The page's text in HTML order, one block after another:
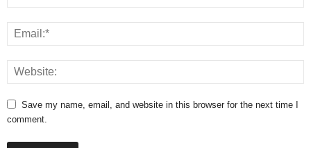
Save my name, email, and website in this browser for the next time I
comment.